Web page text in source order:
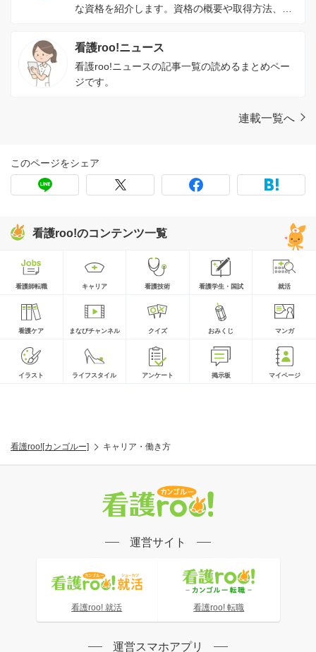
な資格を紹介します。資格の概要や取得方法、資
看護roo!ニュース
看護roo!ニュースの記事一覧の読めるまとめペー
ジです。
連載一覧へ
このページをシェア
看護roo!のコンテンツ一覧
看護師転職 キャリア 看護技術 看護学生・国試 就活
看護ケア まなびチャンネル クイズ おみくじ マンガ
イラスト ライフスタイル アンケート 掲示板 マイページ
看護roo![カンゴルー] キャリア・働き方
運営サイト
看護roo! 就活 看護roo! 転職
運営スマホアプリ